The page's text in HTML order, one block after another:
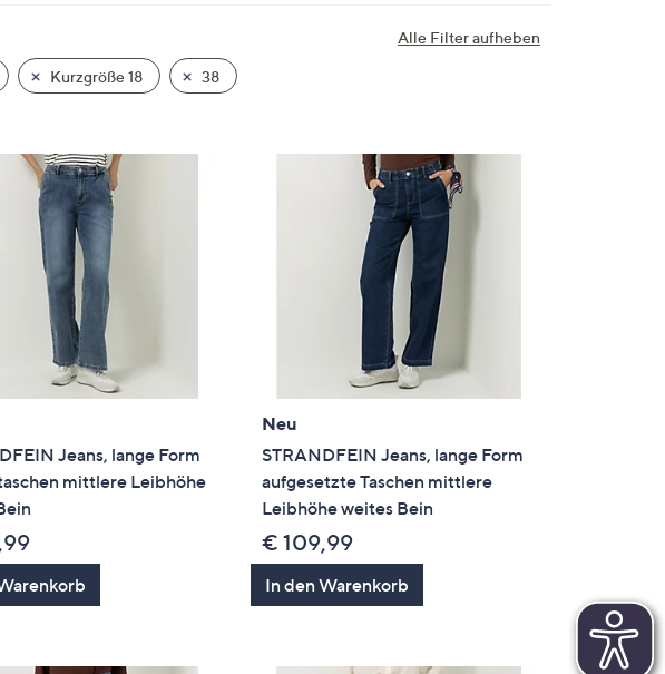
Alle Filter aufheben
Kurzgröße 18 38
Jeans, lange Form
mittlere Leibhöhe
Neu
STRANDFEIN Jeans, lange Form
aufgesetzte Taschen mittlere
Leibhöhe weites Bein
€ 109,99
In den Warenkorb